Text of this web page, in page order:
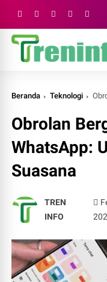
Beranda Teknologi
Obrolan
WhatsApp:
Suasana
TREN
INFO